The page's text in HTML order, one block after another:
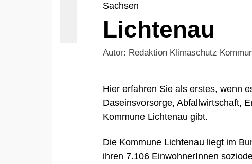
Sachsen
Lichtenau
Autor: Redaktion Klimaschutz
Hier erfahren Sie als erstes, wenn
Daseinsvorsorge, Abfallwirtschaft,
Kommune Lichtenau gibt.
Die Kommune Lichtenau liegt im
ihren 7.106 EinwohnerInnen